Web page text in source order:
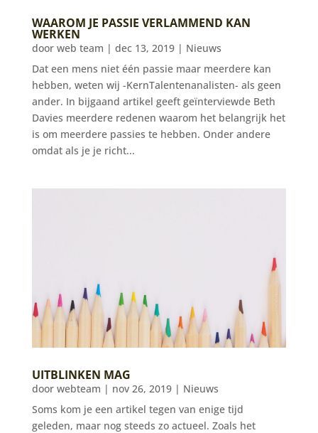
WAAROM JE PASSIE VERLAMMEND KAN
WERKEN
door web team | dec 13, 2019| Nieuws
Dat een mens niet één passie maar meerdere kan
hebben, weten wij -KernTalentenanalisten- als geen
ander. In bijgaand artikel geeft geïnterviewde Beth
Davies meerdere redenen waarom het belangrijk het
is om meerdere passies te hebben. Onder andere
omdat als je je richt...
UITBLINKEN MAG
door webteam | nov 26, 2019| Nieuws
Soms kom je een artikel tegen van enige tijd
geleden, maar nog steeds zo actueel. Zoals het